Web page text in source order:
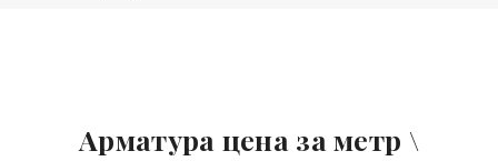
Арматура цена за метр \